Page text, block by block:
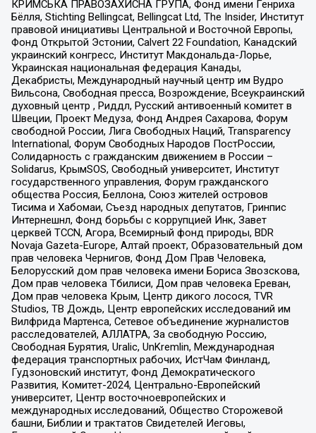
КРИМСЬКА ПРАВОЗАХИСНА ГРУПА, Фонд имени Генриха
Бёлля, Stichting Bellingcat, Bellingcat Ltd, The Insider, Институт
правовой инициативы Центральной и Восточной Европы,
Фонд Открытой Эстонии, Calvert 22 Foundation, Канадский
украинский конгресс, Институт Макдональда-Лорье,
Украинская национальная федерация Канады,
Декабристы, Международный научный центр им Вудро
Вильсона, Свободная пресса, Возрождение, Всеукраинский
духовный центр , Риддл, Русский антивоенный комитет в
Швеции, Проект Медуза, Фонд Андрея Сахарова, Форум
свободной России, Лига Свободных Наций, Transparеncy
International, Форум Свободных Народов ПостРоссии,
Солидарность с гражданским движением в России –
Solidarus, КрымSOS, Свободный университет, Институт
государственного управления, Форум гражданского
общества Россия, Беллона, Союз жителей островов
Тисима и Хабомаи, Съезд народных депутатов, Гринпис
Интернешнл, Фонд борьбы с коррупцией Инк, Завет
церквей TCCN, Агора, Всемирный фонд природы, BDR
Novaja Gazeta-Europe, Алтай проект, Образовательный дом
прав человека Чернигов, Фонд Дом Прав Человека,
Белорусский дом прав человека имени Бориса Звозскова,
Дом прав человека Тбилиси, Дом прав человека Ереван,
Дом прав человека Крым, Центр дикого лосося, TVR
Studios, ТВ Дождь, Центр европейских исследований им
Вилфрида Мартенса, Сетевое объединение журналистов
расследователей, АЛЛАТРА, За свободную Россию,
Свободная Бурятия, Uralic, UnKremlin, Международная
федерация транспортных рабочих, ИстЧам Финланд,
Гудзоновский институт, Фонд Демократического
Развития, Комитет-2024, Центрально-Европейский
университет, Центр восточноевропейских и
международных исследований, Общество Сторожевой
башни, Библии и трактатов Свидетелей Иеговы,